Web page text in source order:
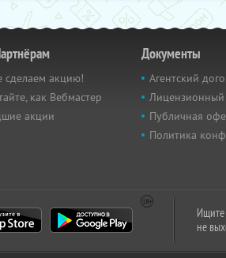
сделаем акцию!
как Вебмастер
акции
Документы
Агентский
Лицензионный
Публичная
Политика
Ищите
не